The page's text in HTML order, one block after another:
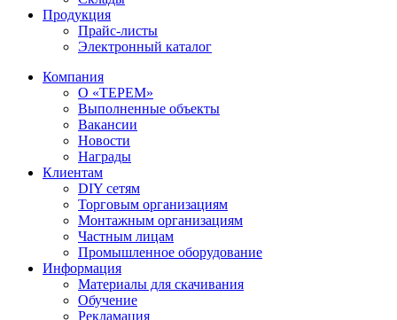
Продукция
Прайс-листы
Электронный каталог
Компания
О «ТЕРЕМ»
Выполненные объекты
Вакансии
Новости
Награды
Клиентам
DIY сетям
Торговым организациям
Монтажным организациям
Частным лицам
Промышленное оборудование
Информация
Материалы для скачивания
Обучение
Рекламация